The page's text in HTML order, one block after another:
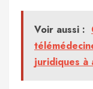
Voir aussi :
juridiques à